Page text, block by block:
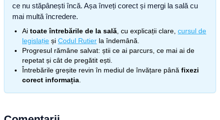
ce nu stăpânești încă. Așa înveți corect și mergi la sală cu
mai multă încredere.
Ai toate întrebările de la sală , cu explicații clare, cursul de
legislație și Codul Rutier la îndemână.
Progresul rămâne salvat: știi ce ai parcurs, ce mai ai de
repetat și cât de pregătit ești.
Întrebările greșite revin în mediul de învățare până fixezi
corect informația